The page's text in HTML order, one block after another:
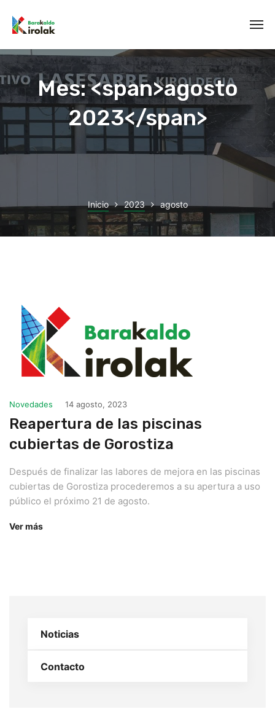
Mes: <span>agosto
2023</span>
Inicio 2023 agosto
Novedades 14 agosto, 2023
Reapertura de las piscinas
cubiertas de Gorostiza
Después de finalizar las labores de mejora en las piscinas
cubiertas de Gorostiza procederemos a su apertura a uso
público el próximo 21 de agosto.
Ver más
Noticias
Contacto